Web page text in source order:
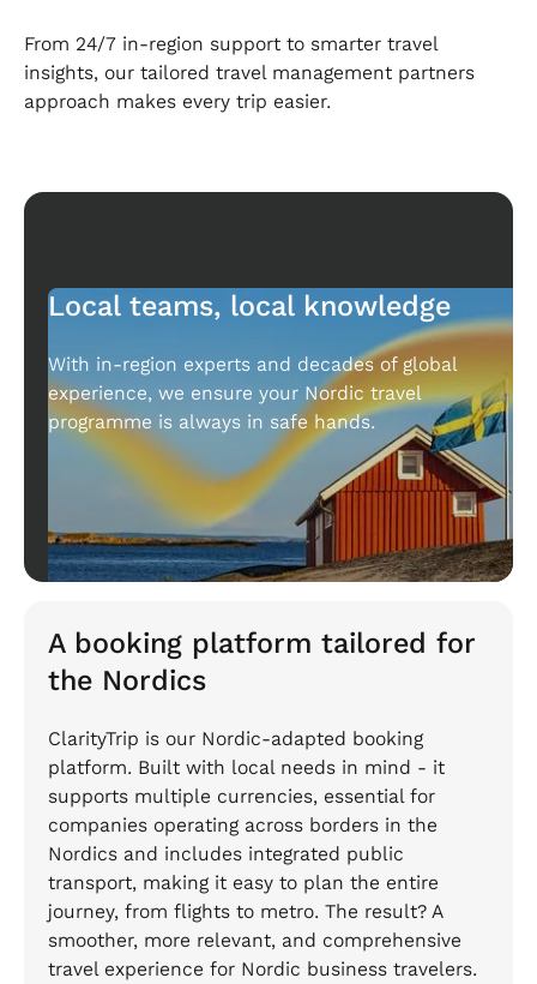
From 24/7 in-region support to smarter travel
insights, our tailored travel management partners
approach makes every trip easier.
Local teams, local knowledge
With in-region experts and decades of global
experience, we ensure your Nordic travel
programme is always in safe hands.
A booking platform tailored for
the Nordics
ClarityTrip is our Nordic-adapted booking
platform. Built with local needs in mind - it
supports multiple currencies, essential for
companies operating across borders in the
Nordics and includes integrated public
transport, making it easy to plan the entire
journey, from flights to metro. The result? A
smoother, more relevant, and comprehensive
travel experience for Nordic business travelers.